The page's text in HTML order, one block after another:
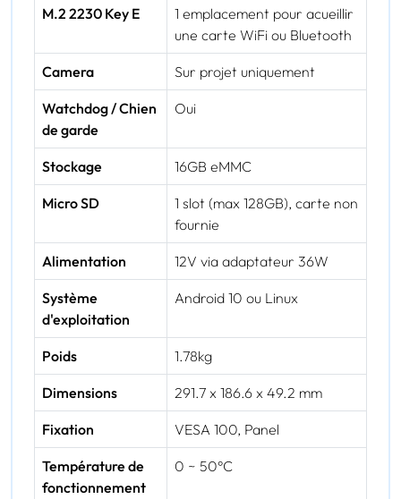
M.2 2230 Key E
1 emplacement pour acueillir
une carte WiFi ou Bluetooth
Camera Sur projet uniquement
Watchdog / Chien
de garde
Oui
Stockage 16GB eMMC
Micro SD
1 slot (max 128GB), carte non
fournie
Alimentation 12V via adaptateur 36W
Système
d'exploitation
Android 10 ou Linux
Poids 1.78kg
Dimensions 291.7 x 186.6 x 49.2 mm
Fixation VESA 100, Panel
Température de
fonctionnement
0 ~ 50°C